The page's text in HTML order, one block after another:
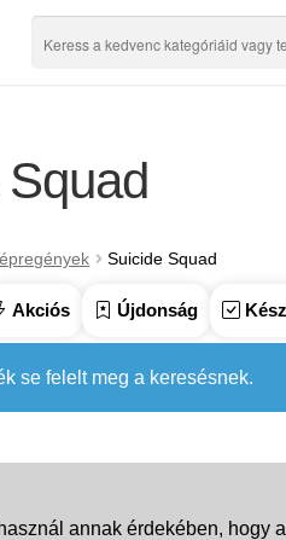
Suicide Squad
Akciós Újdonság
se felelt meg a keresésnek.
annak érdekében,